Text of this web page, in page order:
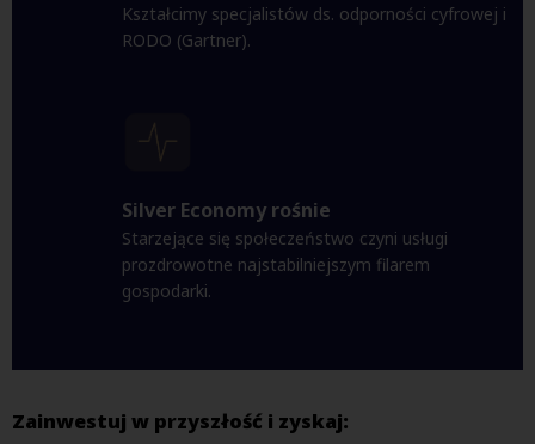
Kształcimy specjalistów ds. odporności cyfrowej i
RODO (Gartner).
Silver Economy rośnie
Starzejące się społeczeństwo czyni usługi
prozdrowotne najstabilniejszym filarem
gospodarki.
Zainwestuj w przyszłość i zyskaj: